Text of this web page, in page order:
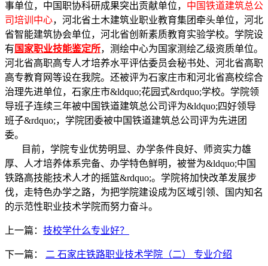
事单位，中国职协科研成果突出贡献单位， 中国铁道建筑总公
司培训中心，河北省土木建筑业职业教育集团牵头单位，河北
省智能建筑协会单位，河北省创新素质教育实验学校。学院设
有 国家职业技能鉴定所，测绘中心为国家测绘乙级资质单位。
河北省高职高专人才培养水平评估委员会秘书处、河北省高职
高专教育网等设在我院。还被评为石家庄市和河北省高校综合
治理先进单位，石家庄市&ldquo;花园式&rdquo;学校。学院领
导班子连续三年被中国铁道建筑总公司评为&ldquo;四好领导
班子&rdquo;，学院团委被中国铁道建筑总公司评为先进团
委。
目前，学院专业优势明显、办学条件良好、师资实力雄
厚、人才培养体系完备、办学特色鲜明，被誉为&ldquo;中国
铁路高技能技术人才的摇篮&rdquo;。学院将加快改革发展步
伐，走特色办学之路，为把学院建设成为区域引领、国内知名
的示范性职业技术学院而努力奋斗。
上一篇： 技校学什么专业好？
下一篇： 二 石家庄铁路职业技术学院（二） 专业介绍